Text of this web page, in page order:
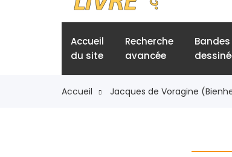
Accueil
du site
Recherche
avancée
Bandes
Accueil Jacques de Voragine